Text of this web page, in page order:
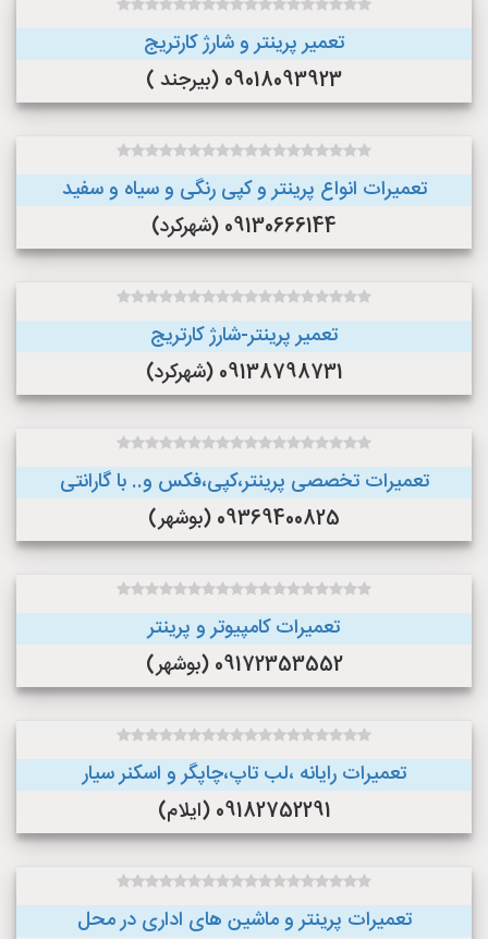
تعمیر پرینتر و شارژ کارتریج
09018093923 (بیرجند )
تعمیرات انواع پرینتر و کپی رنگی و سیاه و سفید
09130666144 (شهرکرد)
تعمیر پرینتر-شارژ کارتریج
09138798731 (شهرکرد)
تعمیرات تخصصی پرینتر،کپی،فکس و.. با گارانتی
09369400825 (بوشهر)
تعمیرات کامپیوتر و پرینتر
09172353552 (بوشهر)
تعمیرات رایانه ،لب تاپ،چاپگر و اسکنر سیار
09182752291 (ایلام)
تعمیرات پرینتر و ماشین های اداری در محل